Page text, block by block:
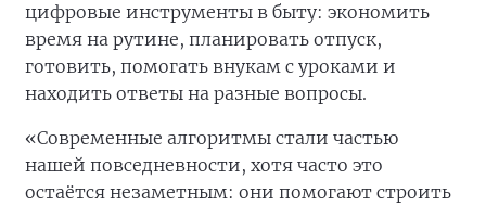
цифровые инструменты в быту: экономить
время на рутине, планировать отпуск,
готовить, помогать внукам с уроками и
находить ответы на разные вопросы.
«Современные алгоритмы стали частью
нашей повседневности, хотя часто это
остаётся незаметным: они помогают строить